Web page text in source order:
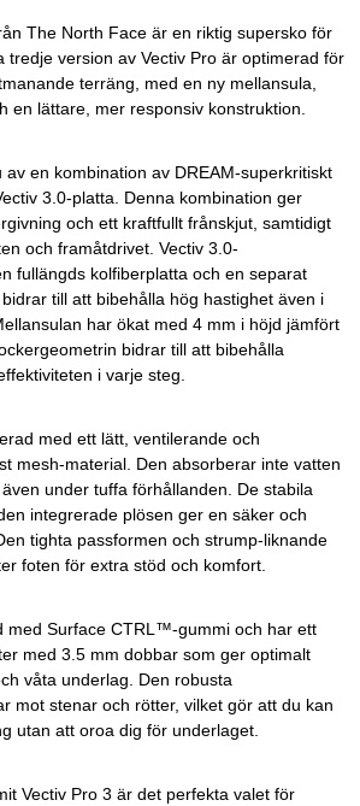
The North Face är en riktig supersko för
tredje version av Vectiv Pro är optimerad för
terräng, med en ny mellansula,
en lättare, mer responsiv konstruktion.
av en kombination av DREAM-superkritiskt
3.0-platta. Denna kombination ger
och ett kraftfullt frånskjut, samtidigt
och framåtdrivet. Vectiv 3.0-
fullängds kolfiberplatta och en separat
till att bibehålla hög hastighet även i
har ökat med 4 mm i höjd jämfört
bidrar till att bibehålla
i varje steg.
med ett lätt, ventilerande och
mesh-material. Den absorberar inte vatten
under tuffa förhållanden. De stabila
integrerade plösen ger en säker och
tighta passformen och strump-liknande
foten för extra stöd och komfort.
med Surface CTRL™-gummi och har ett
med 3.5 mm dobbar som ger optimalt
våta underlag. Den robusta
mot stenar och rötter, vilket gör att du kan
utan att oroa dig för underlaget.
Vectiv Pro 3 är det perfekta valet för